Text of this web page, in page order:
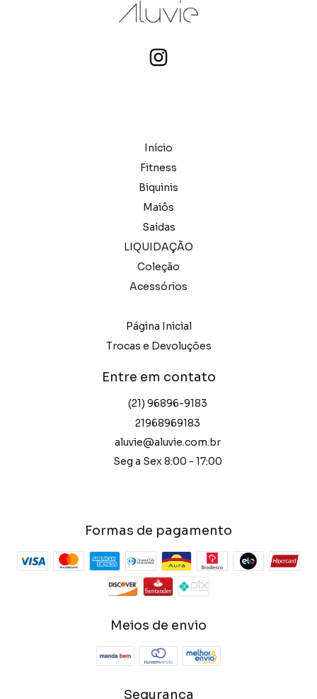
Início
Fitness
Biquinis
Maiôs
Saídas
LIQUIDAÇÃO
Coleção
Acessórios
Página Inicial
Trocas e Devoluções
Entre em contato
(21) 96896-9183
21968969183
aluvie@aluvie.com.br
Seg a Sex 8:00 - 17:00
Formas de pagamento
Meios de envio
Segurança